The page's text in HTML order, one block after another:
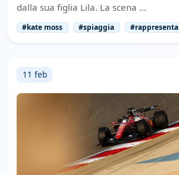
dalla sua figlia Lila. La scena …
#kate moss #spiaggia #rappresenta
11 feb